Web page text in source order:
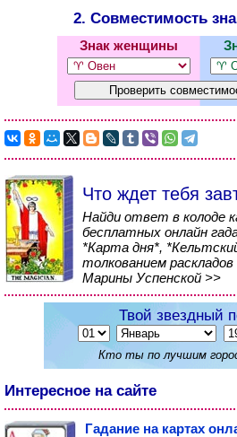
2. Совместимость
Знак женщины
Что ждет тебя
Найди ответ в колоде
бесплатных онлайн
*Карта дня*,
толкованием
Марины Успенской >>
Твой звездный
Кто ты по лучшим
Интересное на сайте
Гадание на картах